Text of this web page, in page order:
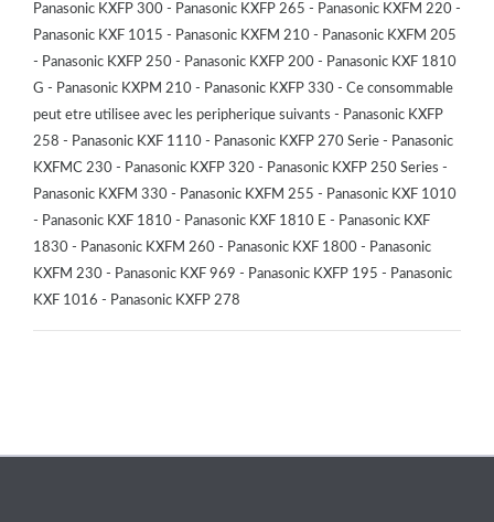
Panasonic KXFP 300 - Panasonic KXFP 265 - Panasonic KXFM 220 -
Panasonic KXF 1015 - Panasonic KXFM 210 - Panasonic KXFM 205
- Panasonic KXFP 250 - Panasonic KXFP 200 - Panasonic KXF 1810
G - Panasonic KXPM 210 - Panasonic KXFP 330 - Ce consommable
peut etre utilisee avec les peripherique suivants - Panasonic KXFP
258 - Panasonic KXF 1110 - Panasonic KXFP 270 Serie - Panasonic
KXFMC 230 - Panasonic KXFP 320 - Panasonic KXFP 250 Series -
Panasonic KXFM 330 - Panasonic KXFM 255 - Panasonic KXF 1010
- Panasonic KXF 1810 - Panasonic KXF 1810 E - Panasonic KXF
1830 - Panasonic KXFM 260 - Panasonic KXF 1800 - Panasonic
KXFM 230 - Panasonic KXF 969 - Panasonic KXFP 195 - Panasonic
KXF 1016 - Panasonic KXFP 278